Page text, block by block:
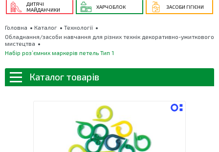
ДИТЯЧІ
МАЙДАНЧИКИ
ХАРЧОБЛОК ЗАСОБИ ГІГІЄНИ
Головна Каталог
Технології
Обладнання/засоби навчання для різних технік декоративно-ужиткового
мистецтва
Набір роз’ємних маркерів петель Тип 1
Каталог товарів